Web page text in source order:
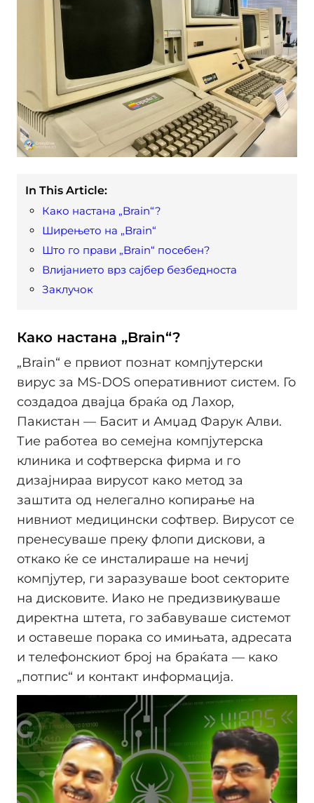
In This Article:
Како настана „Brain“?
Ширењето на „Brain“
Што го прави „Brain“ посебен?
Влијанието врз сајбер безбедноста
Заклучок
Како настана „Brain“?
„Brain“ е првиот познат компјутерски
вирус за MS-DOS оперативниот систем. Го
создадоа двајца браќа од Лахор,
Пакистан — Басит и Амџад Фарук Алви.
Тие работеа во семејна компјутерска
клиника и софтверска фирма и го
дизајнираа вирусот како метод за
заштита од нелегално копирање на
нивниот медицински софтвер. Вирусот се
пренесуваше преку флопи дискови, а
откако ќе се инсталираше на нечиј
компјутер, ги заразуваше boot секторите
на дисковите. Иако не предизвикуваше
директна штета, го забавуваше системот
и оставеше поракa со имињата, адресата
и телефонскиот број на браќата — како
„потпис“ и контакт информација.